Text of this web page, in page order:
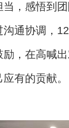
，感悟到
通协调，
，在高喊
有的贡献。